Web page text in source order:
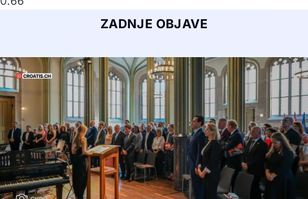
ZADNJE OBJAVE